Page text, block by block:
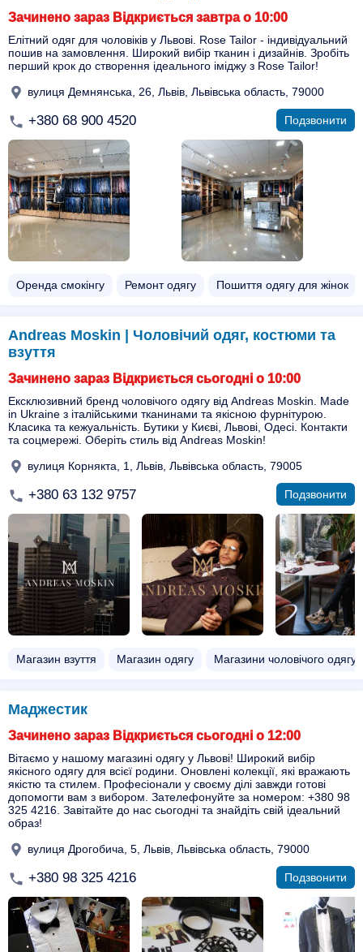
Зачинено зараз Відкриється завтра о 10:00
Елітний одяг для чоловіків у Львові. Rose Tailor - індивідуальний
пошив на замовлення. Широкий вибір тканин і дизайнів. Зробіть
перший крок до створення ідеального іміджу з Rose Tailor!
вулиця Демнянська, 26, Львів, Львівська область, 79000
+380 68 900 4520 Подзвонити
Оренда смокінгу Ремонт одягу Пошиття одягу для жінок
Andreas Moskin | Чоловічий одяг, костюми та
взуття
Зачинено зараз Відкриється сьогодні о 10:00
Ексклюзивний бренд чоловічого одягу від Andreas Moskin. Made
in Ukraine з італійськими тканинами та якісною фурнітурою.
Класика та кежуальність. Бутики у Києві, Львові, Одесі. Контакти
та соцмережі. Оберіть стиль від Andreas Moskin!
вулиця Корнякта, 1, Львів, Львівська область, 79005
+380 63 132 9757 Подзвонити
Магазин взуття Магазин одягу Магазини чоловічого одягу
Маджестик
Зачинено зараз Відкриється сьогодні о 12:00
Вітаємо у нашому магазині одягу у Львові! Широкий вибір
якісного одягу для всієї родини. Оновлені колекції, які вражають
якістю та стилем. Професіонали у своєму ділі завжди готові
допомогти вам з вибором. Зателефонуйте за номером: +380 98
325 4216. Завітайте до нас сьогодні та знайдіть свій ідеальний
образ!
вулиця Дрогобича, 5, Львів, Львівська область, 79000
+380 98 325 4216 Подзвонити